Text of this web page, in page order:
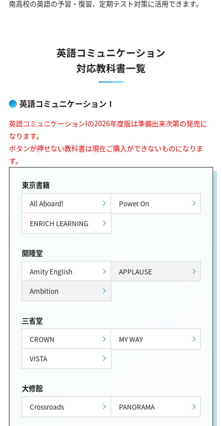
南高校の英語の予習・復習、定期テスト対策に活用できます。
英語コミュニケーション
対応教科書一覧
英語コミュニケーションⅠ
英語コミュニケーションIの2026年度版は準備出来次第の発売に
なります。
ボタンが押せない教科書は現在ご購入ができないものになりま
す。
東京書籍
All Aboard!
Power On
ENRICH LEARNING
開隆堂
Amity English
APPLAUSE
Ambition
三省堂
CROWN
MY WAY
VISTA
大修館
Crossroads PANORAMA